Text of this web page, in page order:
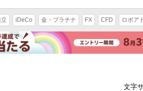
iDeCo 金・プラチナ FX CFD ロボア
文字